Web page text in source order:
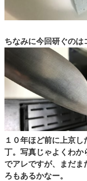
ちなみに今回研ぐのは
１０年ほど前に上京
丁。写真じゃよくわか
でアレですが、まだま
ろもあるかなー。